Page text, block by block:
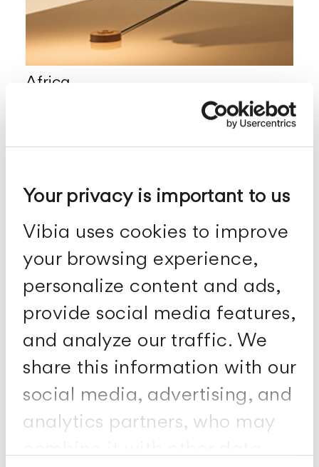
Your privacy is important to us
Vibia uses cookies to improve
your browsing experience,
personalize content and ads,
provide social media features,
and analyze our traffic. We
share this information with our
social media, advertising, and
analytics partners, who may
Africa
Pin